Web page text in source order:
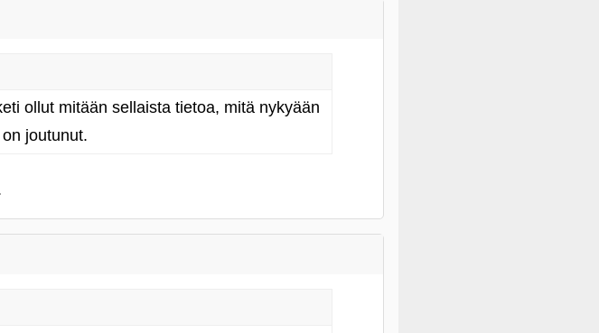
ollut mitään sellaista tietoa, mitä nykyään
joutunut.